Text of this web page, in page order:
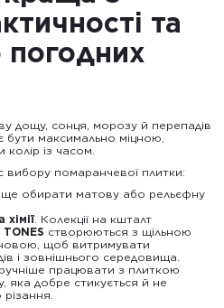
та
погодних
дощу, сонця, морозу й перепадів
бути максимально міцною,
із часом.
вибору помаранчевої плитки:
обирати матову або рельєфну
. Колекції на кшталт
TONES створюються з щільною
щоб витримувати
і зовнішнього середовища.
працювати з плиткою
яка добре стикується й не